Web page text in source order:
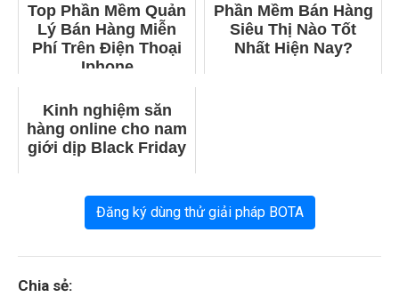
Top Phần Mềm Quản
Lý Bán Hàng Miễn
Phí Trên Điện Thoại
Iphone
Phần Mềm Bán Hàng
Siêu Thị Nào Tốt
Nhất Hiện Nay?
Kinh nghiệm săn
hàng online cho nam
giới dịp Black Friday
Đăng ký dùng thử giải pháp BOTA
Chia sẻ: